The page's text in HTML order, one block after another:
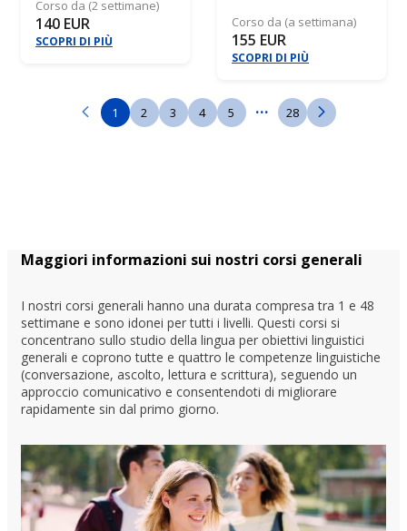
Corso da (2 settimane)
140 EUR
SCOPRI DI PIÙ
Corso da (a settimana)
155 EUR
SCOPRI DI PIÙ
1 2 3 4 5 ... 28
Maggiori informazioni sui nostri corsi generali
I nostri corsi generali hanno una durata compresa tra 1 e 48
settimane e sono idonei per tutti i livelli. Questi corsi si
concentrano sullo studio della lingua per obiettivi linguistici
generali e coprono tutte e quattro le competenze linguistiche
(conversazione, ascolto, lettura e scrittura), seguendo un
approccio comunicativo e consentendoti di migliorare
rapidamente sin dal primo giorno.